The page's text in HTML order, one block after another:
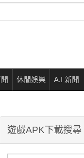
休閒娛樂 A.I 新聞
遊戲APK下載搜尋